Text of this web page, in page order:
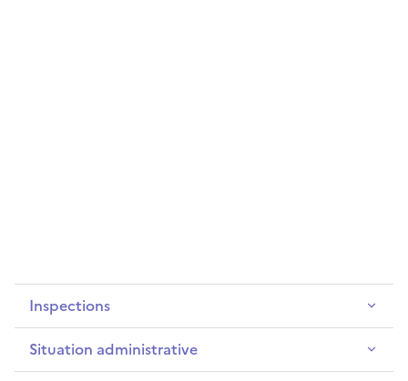
Inspections
Situation administrative